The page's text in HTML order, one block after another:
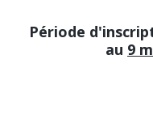
Période
au 9